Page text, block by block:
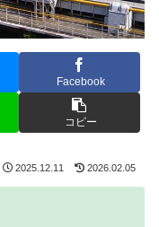
Facebook
コピー
2025.12.11 2026.02.05